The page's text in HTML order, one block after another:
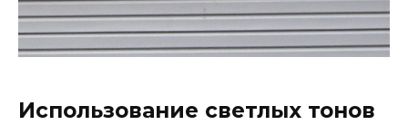
Использование светлых тонов